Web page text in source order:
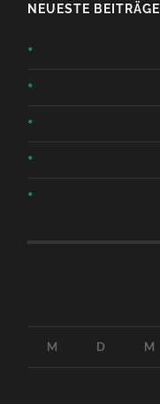
NEUESTE BEITRÄGE
*
*
*
*
*
M D M